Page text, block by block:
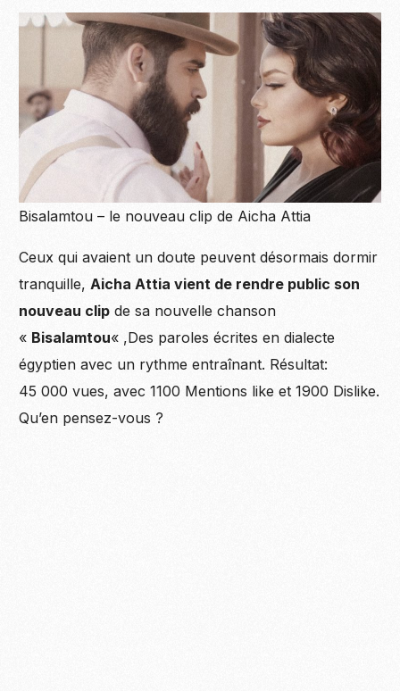
Bisalamtou – le nouveau clip de Aicha Attia
Ceux qui avaient un doute peuvent désormais dormir
tranquille, Aicha Attia vient de rendre public son
nouveau clip de sa nouvelle chanson
« Bisalamtou« ,Des paroles écrites en dialecte
égyptien avec un rythme entraînant. Résultat:
45 000 vues, avec 1100 Mentions like et 1900 Dislike.
Qu’en pensez-vous ?